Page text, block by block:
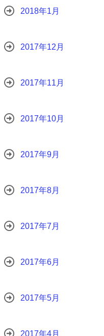
2018年1月
2017年12月
2017年11月
2017年10月
2017年9月
2017年8月
2017年7月
2017年6月
2017年5月
2017年4月